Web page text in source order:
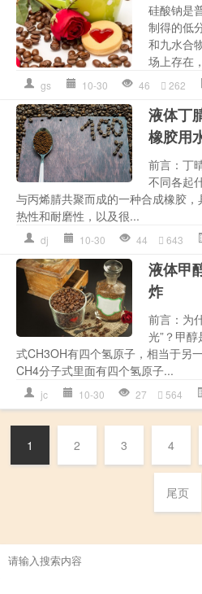
硅酸钠是
制得的低
和九水合
场上存在
gs 10-30 46 262
液体丁
橡胶用
前言：丁
不同各起
与丙烯腈共聚而成的一种合成橡胶
热性和耐磨性，以及很...
dj 10-30 44 643
液体甲
炸
前言：为
光”？甲
式CH3OH有四个氢原子，相当于另
CH4分子式里面有四个氢原子...
jc 10-30 27 564
1 2 3 4
尾页